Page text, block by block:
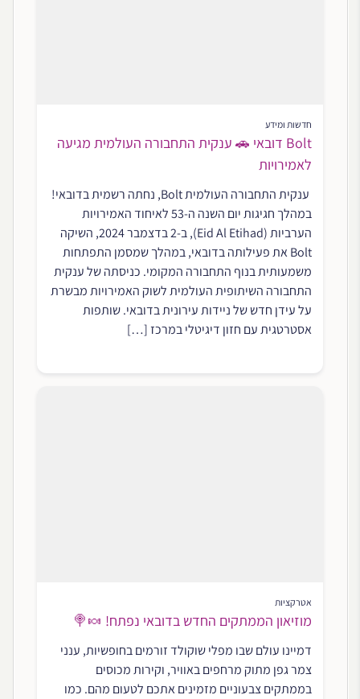
חדשות ומידע
Bolt דובאי 🚗 ענקית התחבורה העולמית מגיעה
לאמירויות
ענקית התחבורה העולמית Bolt, נחתה רשמית בדובאי!
במהלך חגיגות יום השנה ה-53 לאיחוד האמירויות
הערביות (Eid Al Etihad), ב-2 בדצמבר 2024, השיקה
Bolt את פעילותה בדובאי, במהלך שמסמן התפתחות
משמעותית בנוף התחבורה המקומי. כניסתה של ענקית
התחבורה השיתופית העולמית לשוק האמירויות מבשרת
על עידן חדש של ניידות עירונית בדובאי. שותפות
אסטרטגית עם חזון דיגיטלי במרכז […]
אטרקציות
מוזיאון הממתקים החדש בדובאי נפתח! 🍬🍭
דמיינו עולם שבו מפלי שוקולד זורמים בחופשיות, ענני
צמר גפן מתוק מרחפים באוויר, וקירות מכוסים
בממתקים צבעוניים מזמינים אתכם לטעום מהם. כמו